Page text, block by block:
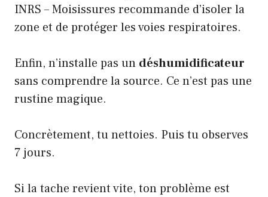
INRS – Moisissures recommande d’isoler la
zone et de protéger les voies respiratoires.
Enfin, n’installe pas un déshumidificateur
sans comprendre la source. Ce n’est pas une
rustine magique.
Concrètement, tu nettoies. Puis tu observes
7 jours.
Si la tache revient vite, ton problème est